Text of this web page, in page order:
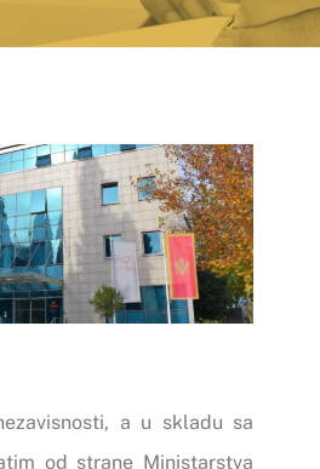
a u skladu sa
od strane Ministarstva